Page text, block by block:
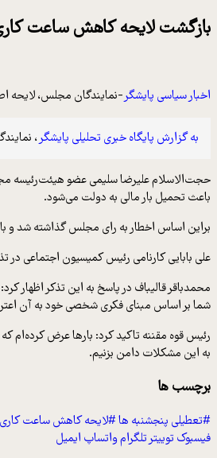
بازگشت لایحه کاهش ساعت
اخبار سیاسی پایشگر-نمایندگان مجلس، لایحه اصلاح ماده 87 قانون خدمات کشوری درباره کاهش ساعت کاری کارکنان دولت و تعطیلی پنجشنبه‌ها را
به گزارش پایگاه خبری تحلیلی پایشگر، نمایندگان مجلس
حجت‌الاسلام علیرضا سلیمی عضو هیئت‌رئیسه
باعث تحمیل بار مالی به دولت می‌شود.
براین اساس اخطار به رای مجلس گذاشته شد و
علی بابایی کارنامی رئیس کمیسیون اجتماعی در
محمدباقر قالیباف در پاسخ به این تذکر
شما بر اساس مبنای فکری شخصی خود به آن
به این مشکلات دامن بزنیم.
برچسب ها
#تعطیلی پنجشنبه ها#لایحه کاهش ساعت کاری
فیسبوک توییترتلگرامواتساپ ایمیل